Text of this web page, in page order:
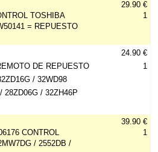
TOSHIBA
= REPUESTO
29.90 €
1
DE REPUESTO
/ 32WD98
28ZD06G / 32ZH46P
24.90 €
1
CONTROL
/ 2552DB /
39.90 €
1